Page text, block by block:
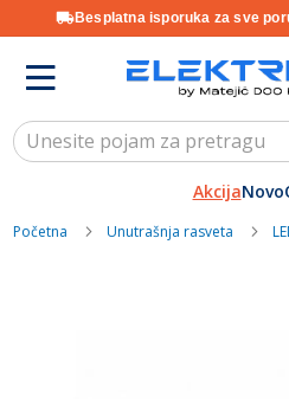
Besplatna isporuka za sve
AkcijaNovo
Početna Unutrašnja rasveta